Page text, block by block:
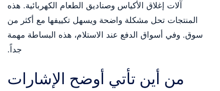
آلات إغلاق الأكياس وصناديق الطعام الكهربائية. هذه
المنتجات تحل مشكلة واضحة ويسهل تكييفها مع أكثر من
سوق. وفي أسواق الدفع عند الاستلام، هذه البساطة مهمة
جداً.
من أين تأتي أوضح الإشارات